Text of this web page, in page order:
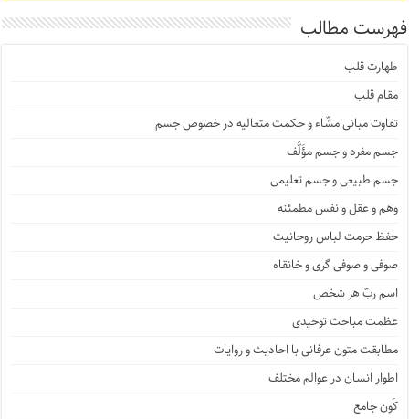
فهرست مطالب
طهارت قلب
مقام قلب
تفاوت مبانی مشّاء و حکمت متعالیه در خصوص جسم
جسم مفرد و جسم مؤَلَّف
جسم طبیعی و جسم تعلیمی
وهم و عقل و نفس مطمئنه
حفظ حرمت لباس روحانیت
صوفی و صوفی گری و خانقاه
اسم ربّ هر شخص
عظمت مباحث توحیدی
مطابقت متون عرفانی با احادیث و روایات
اطوار انسان در عوالم مختلف
کَون جامع